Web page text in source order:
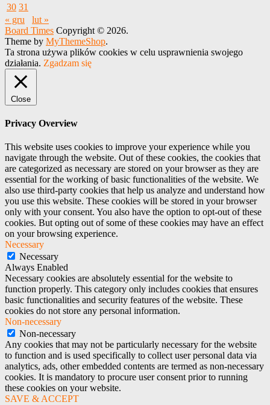
30 31
« gru
lut »
Board Times Copyright © 2026.
Theme by MyThemeShop.
Ta strona używa plików cookies w celu usprawnienia swojego
działania. Zgadzam się
Close
Privacy Overview
This website uses cookies to improve your experience while you
navigate through the website. Out of these cookies, the cookies that
are categorized as necessary are stored on your browser as they are
essential for the working of basic functionalities of the website. We
also use third-party cookies that help us analyze and understand how
you use this website. These cookies will be stored in your browser
only with your consent. You also have the option to opt-out of these
cookies. But opting out of some of these cookies may have an effect
on your browsing experience.
Necessary
Necessary
Always Enabled
Necessary cookies are absolutely essential for the website to
function properly. This category only includes cookies that ensures
basic functionalities and security features of the website. These
cookies do not store any personal information.
Non-necessary
Non-necessary
Any cookies that may not be particularly necessary for the website
to function and is used specifically to collect user personal data via
analytics, ads, other embedded contents are termed as non-necessary
cookies. It is mandatory to procure user consent prior to running
these cookies on your website.
SAVE & ACCEPT